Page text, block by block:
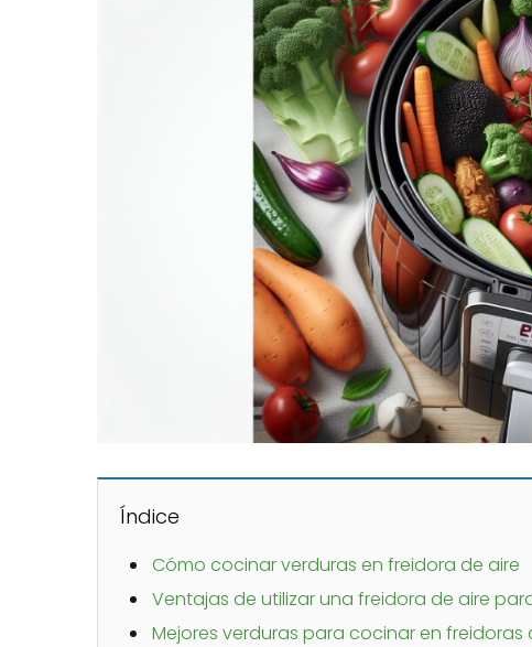
Índice
Cómo cocinar verduras en freidora de aire
Ventajas de utilizar una freidora de aire
Mejores verduras para cocinar en freidoras